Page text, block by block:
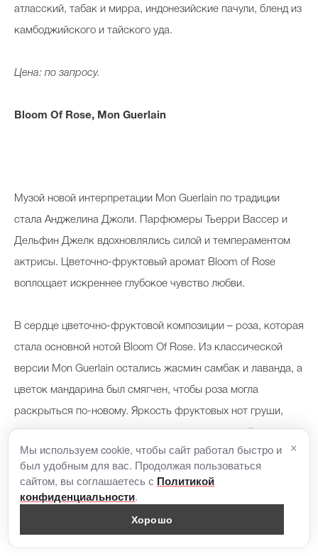
атласский, табак и мирра, индонезийские пачули, бленд из
камбоджийского и тайского уда.
Цена: по запросу.
Bloom Of Rose, Mon Guerlain
Музой новой интерпретации Mon Guerlain по традиции
стала Анджелина Джоли. Парфюмеры Тьерри Вассер и
Дельфин Джелк вдохновлялись силой и темпераментом
актрисы. Цветочно-фруктовый аромат Bloom of Rose
воплощает искреннее глубокое чувство любви.
В сердце цветочно-фруктовой композиции – роза, которая
стала основной нотой Bloom Of Rose. Из классической
версии Mon Guerlain остались жасмин самбак и лаванда, а
цветок мандарина был смягчен, чтобы роза могла
раскрыться по-новому. Яркость фруктовых нот груши,
тепло ванили и сладкие древесные ноты пачулей и
сандалового дерева завершают весеннюю композицию.
Цена: от 5166 руб.
Мы используем cookie, чтобы сайт работал быстро и
был удобным для вас. Продолжая пользоваться
сайтом, вы соглашаетесь с Политикой
конфиденциальности.
Хорошо
×